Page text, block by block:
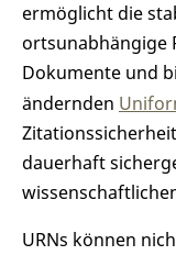
ermöglicht die
ortsunabhängige
Dokumente und
ändernden
dauerhaft
URNs können